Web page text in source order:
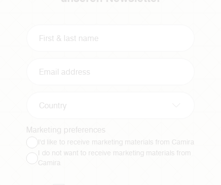
Country
Marketing preferences
I'd like to receive marketing materials from Camira
I do not want to receive marketing materials from
Camira